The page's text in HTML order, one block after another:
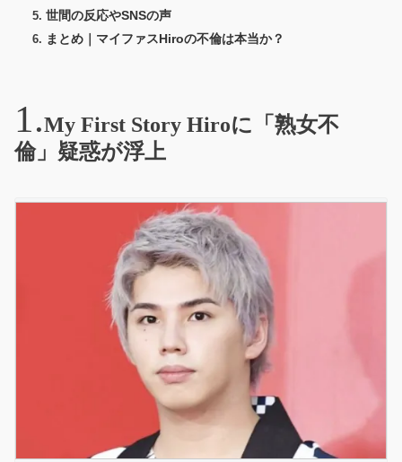
世間の反応やSNSの声
まとめ｜マイファスHiroの不倫は本当か？
My First Story Hiroに「熟女不
倫」疑惑が浮上